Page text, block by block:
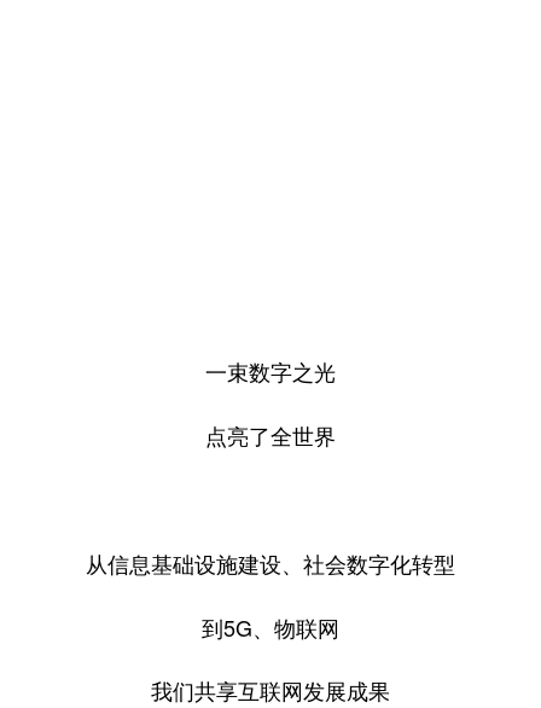
一束数字之光
点亮了全世界
从信息基础设施建设、社会数字化转型
到5G、物联网
我们共享互联网发展成果